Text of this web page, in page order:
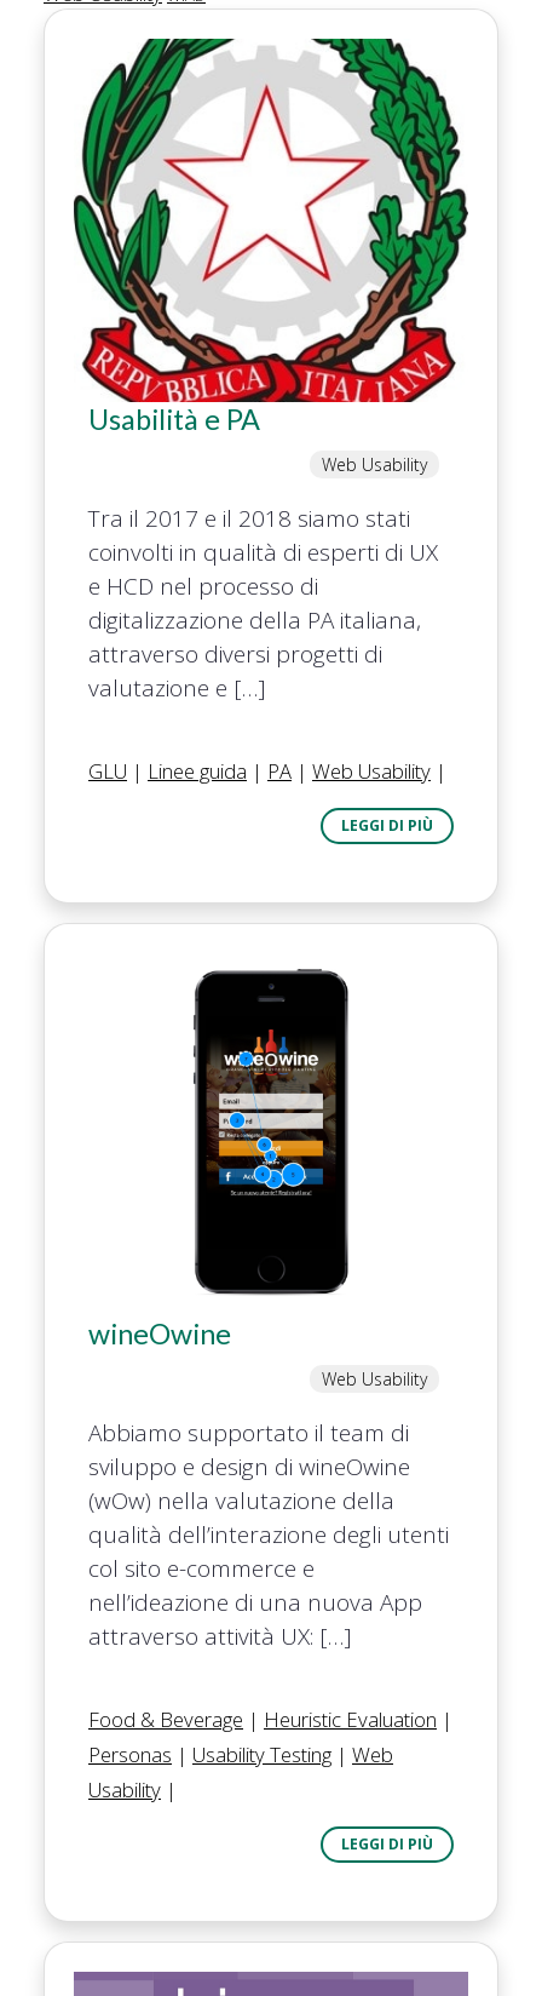
Usabilità e PA
Web Usability
Tra il 2017 e il 2018 siamo stati
coinvolti in qualità di esperti di UX
e HCD nel processo di
digitalizzazione della PA italiana,
attraverso diversi progetti di
valutazione e […]
GLU | Linee guida | PA | Web Usability |
LEGGI DI PIÙ
wineOwine
Web Usability
Abbiamo supportato il team di
sviluppo e design di wineOwine
(wOw) nella valutazione della
qualità dell’interazione degli utenti
col sito e-commerce e
nell’ideazione di una nuova App
attraverso attività UX: […]
Food & Beverage | Heuristic Evaluation |
Personas | Usability Testing | Web
Usability |
LEGGI DI PIÙ